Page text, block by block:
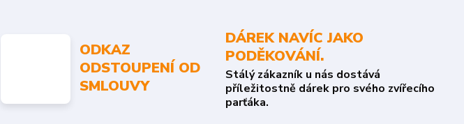
ODKAZ
ODSTOUPENÍ OD
SMLOUVY
DÁREK NAVÍC JAKO
PODĚKOVÁNÍ.
Stálý zákazník u nás dostává
příležitostně dárek pro svého zvířecího
parťáka.